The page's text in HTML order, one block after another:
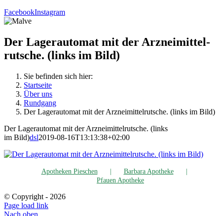
FacebookInstagram
Der Lager­au­to­mat mit der Arz­nei­mit­tel­
rut­sche. (links im Bild)
Sie befinden sich hier:
Startseite
Über uns
Rund­gang
Der Lager­au­to­mat mit der Arz­nei­mit­tel­rut­sche. (links im Bild)
Der Lager­au­to­mat mit der Arz­nei­mit­tel­rut­sche. (links
im Bild)dsl2019-08-16T13:13:38+02:00
Apo­the­ken Pieschen
Bar­ba­ra Apotheke
Pfau­en Apotheke
© Copyright - 2026
Page load link
Nach oben